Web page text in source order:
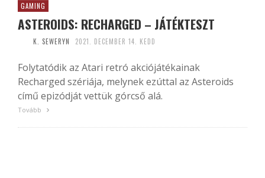
GAMING
ASTEROIDS: RECHARGED – JÁTÉKTESZT
K. SEWERYN 2021. DECEMBER 14. KEDD
Folytatódik az Atari retró akciójátékainak
Recharged szériája, melynek ezúttal az Asteroids
című epizódját vettük górcső alá.
Tovább